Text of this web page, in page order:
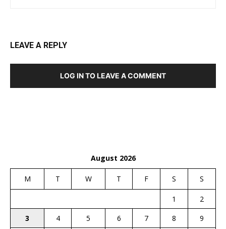
LEAVE A REPLY
LOG IN TO LEAVE A COMMENT
August 2026
M T W T F S S
1
2
3
4 5 6 7 8
9